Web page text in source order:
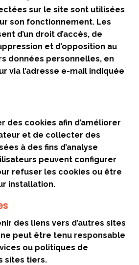
sur le site sont utilisées
son fonctionnement. Les
d’un droit d’accès, de
et d’opposition au
données personnelles, en
via l’adresse e-mail indiquée
des cookies afin d’améliorer
et de collecter des
à des fins d’analyse
peuvent configurer
refuser les cookies ou être
installation.
des liens vers d’autres sites
ne peut être tenu responsable
ou politiques de
sites tiers.